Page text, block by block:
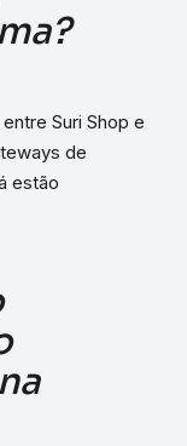
Suri Shop e
de
estão